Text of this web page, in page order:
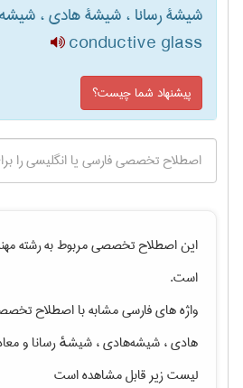
شیشۀ رسانا ، شیشۀ هادی ،
conductive glass
پیشنهاد شما چیست؟
این اصطلاح تخصصی مربوط به رشته
است.
واژه های فارسی مشابه با اصطلاح
هادی ، شیشه‌هادی ، شیشهٔ رساناو
لیست زیر قابل مشاهده است